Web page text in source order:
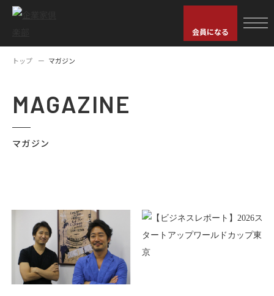
会員になる
トップ マガジン
MAGAZINE
マガジン